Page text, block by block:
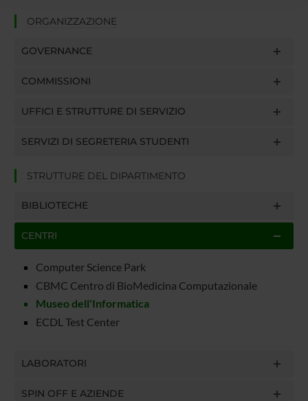
raccolto dal tuo utilizzo dei loro servizi.
ORGANIZZAZIONE
GOVERNANCE
COMMISSIONI
UFFICI E STRUTTURE DI SERVIZIO
SERVIZI DI SEGRETERIA STUDENTI
STRUTTURE DEL DIPARTIMENTO
BIBLIOTECHE
CENTRI
Computer Science Park
CBMC Centro di BioMedicina Computazionale
Museo dell'Informatica
ECDL Test Center
LABORATORI
SPIN OFF E AZIENDE